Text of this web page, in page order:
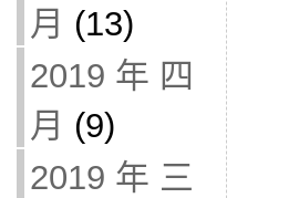
月 (13)
2019 年 四
月 (9)
2019 年 三